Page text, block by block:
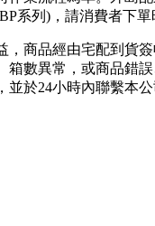
系列)，請消費者下單
，商品經由宅配到貨
箱數異常，或商品錯
並於24小時內聯繫本公